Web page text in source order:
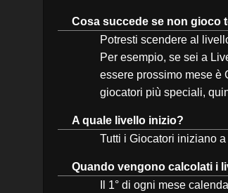
Cosa succede se non gioco
Potresti scendere al
Per esempio, se sei a
essere prossimo mese è
giocatori più speciali,
A quale livello inizio?
Tutti i Giocatori iniziano
Quando vengono calcolati i
Il 1° di ogni mese